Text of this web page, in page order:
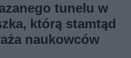
tunelu w
którą stamtąd
naukowców